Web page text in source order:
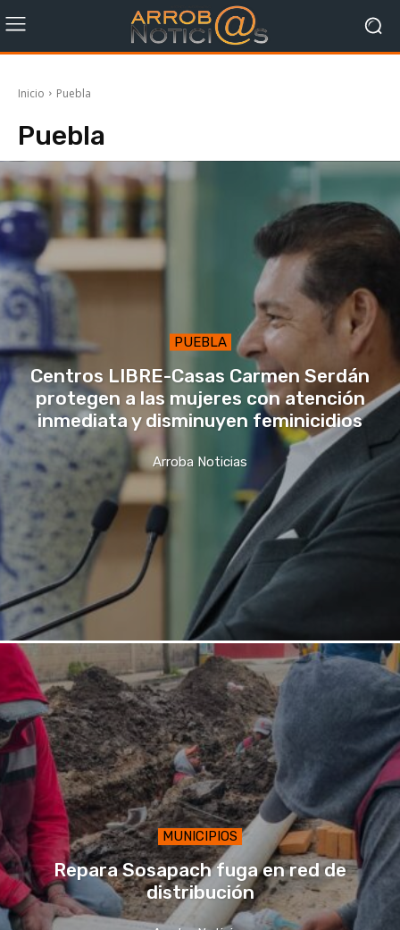
Inicio Puebla
Puebla
PUEBLA
Centros LIBRE-Casas Carmen Serdán
protegen a las mujeres con atención
inmediata y disminuyen feminicidios
Arroba Noticias
MUNICIPIOS
Repara Sosapach fuga en red de
distribución